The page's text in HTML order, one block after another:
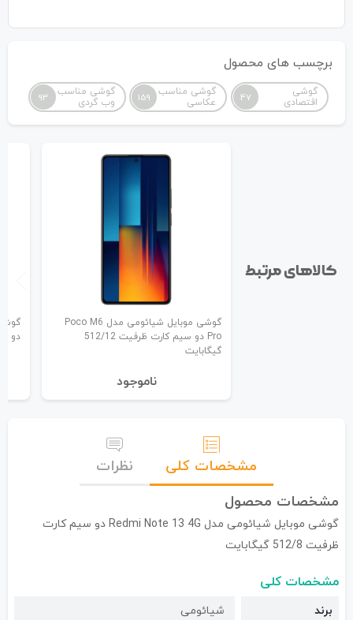
برچسب های محصول
گوشی
اقتصادی
47
گوشی مناسب
عکاسی
159
گوشی مناسب
وب گردی
93
کالاهای مرتبط
گوشی موبایل شیائومی مدل Poco M6
Pro دو سیم کارت ظرفیت 512/12
گیگابایت
نا‌موجود
دو سیم
مشخصات کلی
نظرات
مشخصات محصول
گوشی موبایل شیائومی مدل Redmi Note 13 4G دو سیم کارت
ظرفیت 512/8 گیگابایت
مشخصات کلی
برند شیائومی